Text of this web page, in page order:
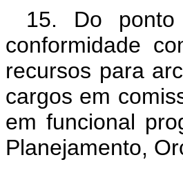
15. Do
conformidade
recursos para
cargos em
em funcional
Planejamento,